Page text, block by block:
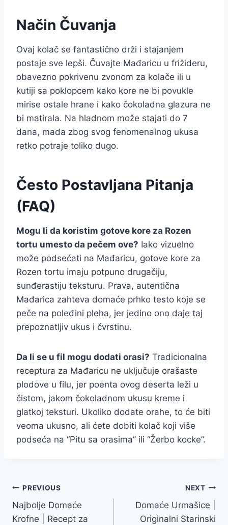
Način Čuvanja
Ovaj kolač se fantastično drži i stajanjem
postaje sve lepši. Čuvajte Mađaricu u frižideru,
obavezno pokrivenu zvonom za kolače ili u
kutiji sa poklopcem kako kore ne bi povukle
mirise ostale hrane i kako čokoladna glazura ne
bi matirala. Na hladnom može stajati do 7
dana, mada zbog svog fenomenalnog ukusa
retko potraje toliko dugo.
Često Postavljana Pitanja
(FAQ)
Mogu li da koristim gotove kore za Rozen
tortu umesto da pečem ove? Iako vizuelno
može podsećati na Mađaricu, gotove kore za
Rozen tortu imaju potpuno drugačiju,
sunđerastiju teksturu. Prava, autentična
Mađarica zahteva domaće prhko testo koje se
peče na poleđini pleha, jer jedino ono daje taj
prepoznatljiv ukus i čvrstinu.
Da li se u fil mogu dodati orasi? Tradicionalna
receptura za Mađaricu ne uključuje orašaste
plodove u filu, jer poenta ovog deserta leži u
čistom, jakom čokoladnom ukusu kreme i
glatkoj teksturi. Ukoliko dodate orahe, to će biti
veoma ukusno, ali ćete dobiti kolač koji više
podseća na “Pitu sa orasima” ili “Žerbo kocke”.
Post
navigation
PREVIOUS
Najbolje Domaće
Krofne | Recept za
NEXT
Domaće Urmašice |
Originalni Starinski